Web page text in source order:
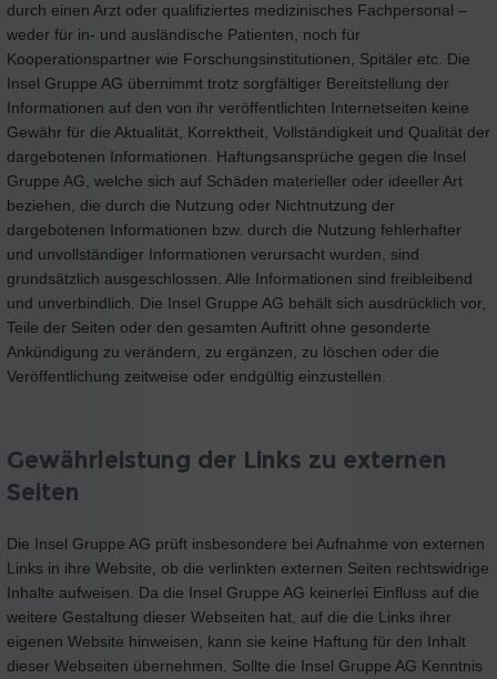
durch einen Arzt oder qualifiziertes medizinisches Fachpersonal –
weder für in- und ausländische Patienten, noch für
Kooperationspartner wie Forschungsinstitutionen, Spitäler etc. Die
Insel Gruppe AG übernimmt trotz sorgfältiger Bereitstellung der
Informationen auf den von ihr veröffentlichten Internetseiten keine
Gewähr für die Aktualität, Korrektheit, Vollständigkeit und Qualität der
dargebotenen Informationen. Haftungsansprüche gegen die Insel
Gruppe AG, welche sich auf Schäden materieller oder ideeller Art
beziehen, die durch die Nutzung oder Nichtnutzung der
dargebotenen Informationen bzw. durch die Nutzung fehlerhafter
und unvollständiger Informationen verursacht wurden, sind
grundsätzlich ausgeschlossen. Alle Informationen sind freibleibend
und unverbindlich. Die Insel Gruppe AG behält sich ausdrücklich vor,
Teile der Seiten oder den gesamten Auftritt ohne gesonderte
Ankündigung zu verändern, zu ergänzen, zu löschen oder die
Veröffentlichung zeitweise oder endgültig einzustellen.
Gewährleistung der Links zu externen
Seiten
Die Insel Gruppe AG prüft insbesondere bei Aufnahme von externen
Links in ihre Website, ob die verlinkten externen Seiten rechtswidrige
Inhalte aufweisen. Da die Insel Gruppe AG keinerlei Einfluss auf die
weitere Gestaltung dieser Webseiten hat, auf die die Links ihrer
eigenen Website hinweisen, kann sie keine Haftung für den Inhalt
dieser Webseiten übernehmen. Sollte die Insel Gruppe AG Kenntnis